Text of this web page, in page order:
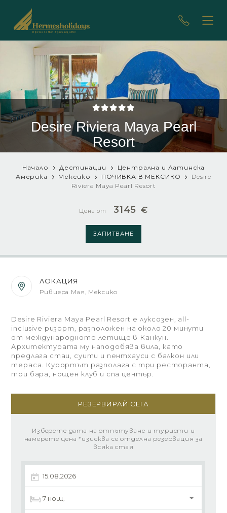
Desire Riviera Maya Pearl
Resort
Начало Дестинации
Централна и Латинска
Америка
Мексико ПОЧИВКА В МЕКСИКО
Desire
Riviera Maya Pearl Resort
Цена от 3145 €
ЗАПИТВАНЕ
ЛОКАЦИЯ
Ривиера Мая, Мексико
Desire Riviera Maya Pearl Resort е луксозен, all-
inclusive ризорт, разположен на около 20 минути
от международното летище в Канкун.
Архитектурата му наподобява вила, като
предлага стаи, суити и пентхауси с балкон или
тераса. Курортът разполага с три ресторанта,
три бара, нощен клуб и спа център.
РЕЗЕРВИРАЙ СЕГА
Изберете дата на отпътуване и туристи и
намерете цена *изисква се отделна резервация за
всяка стая